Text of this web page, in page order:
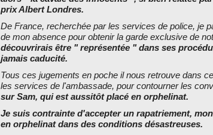
prix Albert Londres.
De France, recherchée par les services de police, je
de mon absence pour obtenir la garde exclusive de
découvrirais être " représentée " dans ses
jamais caducité.
Tous ces jugements en poche il nous retrouve dans
les services de l'ambassade, pour contourner les
sur Sam, qui est aussitôt placé en orphelinat.
Je suis contrainte d'accepter un rapatriement,
en orphelinat dans des conditions désastreuses.